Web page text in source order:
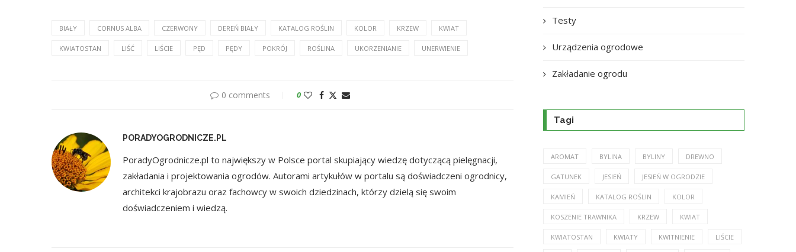
BIAŁY CORNUS ALBA CZERWONY DEREŃ BIAŁY KATALOG ROŚLIN KOLOR KRZEW KWIAT
KWIATOSTAN LIŚĆ LIŚCIE PĘD PĘDY POKRÓJ ROŚLINA UKORZENIANIE UNERWIENIE
0 comments 0
PORADYOGRODNICZE.PL
PoradyOgrodnicze.pl to największy w Polsce portal skupiający wiedzę dotyczącą pielęgnacji,
zakładania i projektowania ogrodów. Autorami artykułów w portalu są doświadczeni ogrodnicy,
architekci krajobrazu oraz fachowcy w swoich dziedzinach, którzy dzielą się swoim
doświadczeniem i wiedzą.
Testy
Urządzenia ogrodowe
Zakładanie ogrodu
Tagi
AROMAT BYLINA BYLINY DREWNO
GATUNEK JESIEŃ JESIEŃ W OGRODZIE
KAMIEŃ KATALOG ROŚLIN KOLOR
KOSZENIE TRAWNIKA KRZEW KWIAT
KWIATOSTAN KWIATY KWITNIENIE LIŚCIE